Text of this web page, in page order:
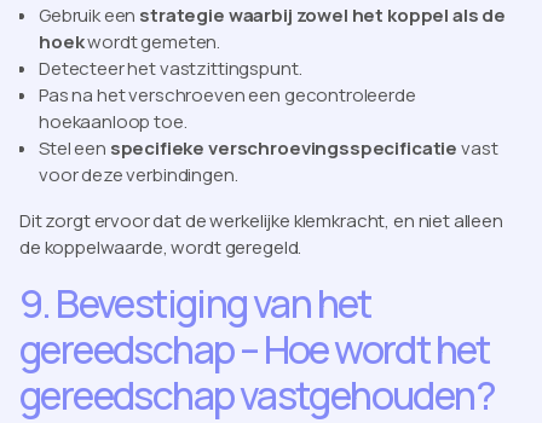
Gebruik een strategie waarbij zowel het koppel als de
hoekwordt gemeten.
Detecteer het vastzittingspunt.
Pas na het verschroeven een gecontroleerde
hoekaanloop toe.
Stel een specifieke verschroevingsspecificatievast
voor deze verbindingen.
Dit zorgt ervoor dat de werkelijke klemkracht, en niet alleen
de koppelwaarde, wordt geregeld.
9. Bevestiging van het
gereedschap – Hoe wordt het
gereedschap vastgehouden?